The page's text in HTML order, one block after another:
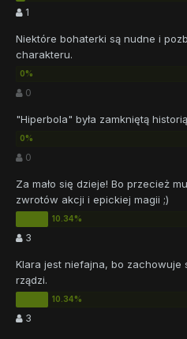
1
Niektóre bohaterki są nudne i
charakteru.
0
"Hiperbola" była zamkniętą
0
Za mało się dzieje! Bo przecież
zwrotów akcji i epickiej magii ;)
3
Klara jest niefajna, bo zachowuje
rządzi.
3